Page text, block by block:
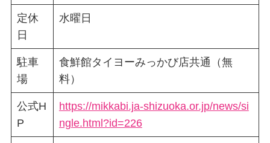
定休
日
水曜日
駐車
場
食鮮館タイヨーみっかび店共通（無
料）
公式H
P
https://mikkabi.ja-shizuoka.or.jp/news/si
ngle.html?id=226